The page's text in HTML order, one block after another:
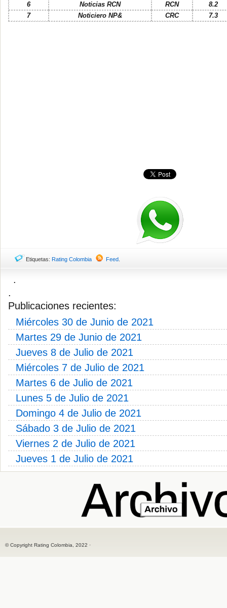
6
Noticias RCN RCN
8.2
7
Noticiero NP& CRC 7.3
Etiquetas: Rating Colombia Feed
.
.
Publicaciones recientes:
Miércoles 30 de Junio de 2021
Martes 29 de Junio de 2021
Jueves 8 de Julio de 2021
Miércoles 7 de Julio de 2021
Martes 6 de Julio de 2021
Lunes 5 de Julio de 2021
Domingo 4 de Julio de 2021
Sábado 3 de Julio de 2021
Viernes 2 de Julio de 2021
Jueves 1 de Julio de 2021
© Copyright Rating Colombia, 2022 ·